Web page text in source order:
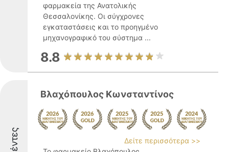
φαρμακεία της Ανατολικής
Θεσσαλονίκης. Οι σύγχρονες
εγκαταστάσεις και το προηγμένο
μηχανογραφικό του σύστημα ...
8.8
Βλαχόπουλος Κωνσταντίνος
Δείτε περισσότερα >>